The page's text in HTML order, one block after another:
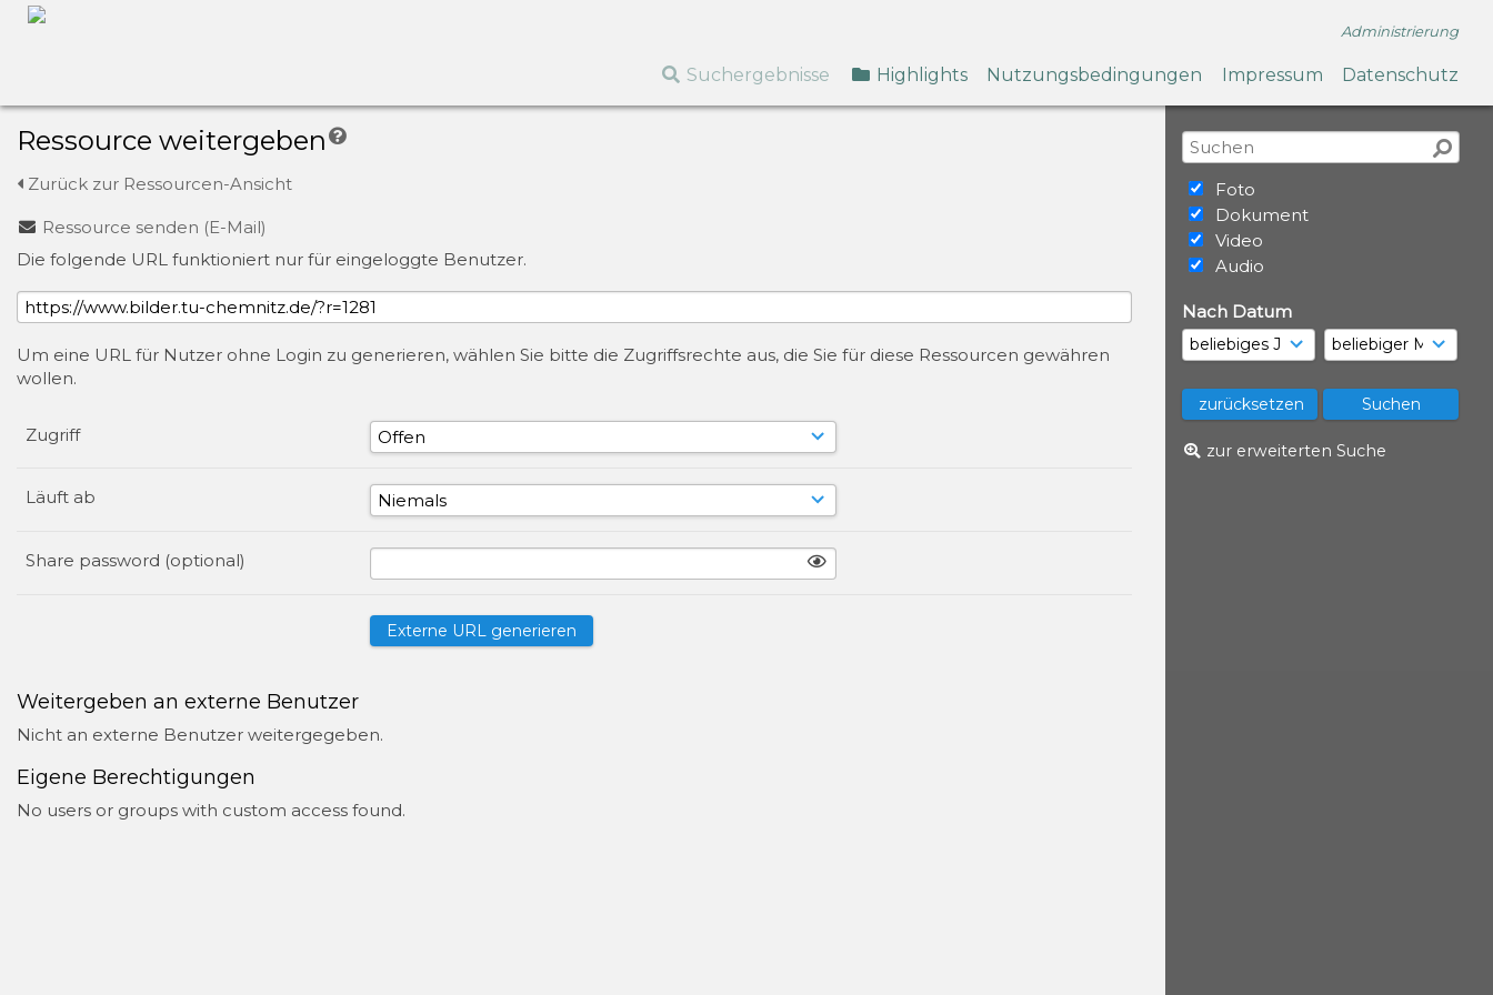
Administrierung
Suchergebnisse Highlights Nutzungsbedingungen Impressum Datenschutz
Foto
Dokument
Video
Audio
Nach Datum
zur erweiterten Suche
Ressource weitergeben
Zurück zur Ressourcen-Ansicht
Ressource senden (E-Mail)
Die folgende URL funktioniert nur für eingeloggte Benutzer.
Um eine URL für Nutzer ohne Login zu generieren, wählen Sie bitte die Zugriffsrechte aus, die Sie für diese Ressourcen gewähren
wollen.
Zugriff
Läuft ab
Share password (optional)
Weitergeben an externe Benutzer
Nicht an externe Benutzer weitergegeben.
Eigene Berechtigungen
No users or groups with custom access found.